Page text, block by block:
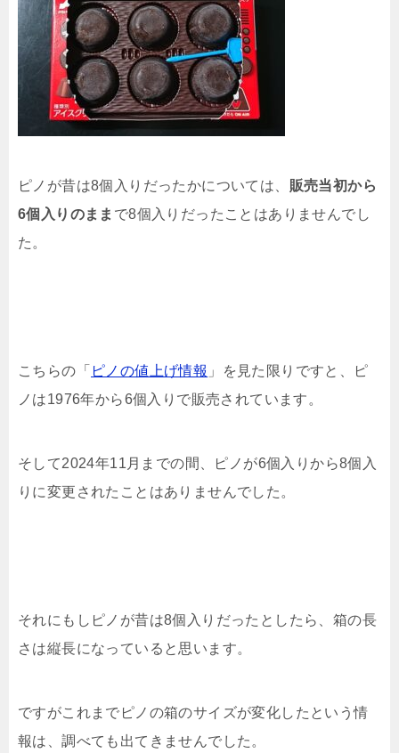
ピノが昔は8個入りだったかについては、 販売当初から
6個入りのまま で8個入りだったことはありませんでし
た。
こちらの「 ピノの値上げ情報 」を見た限りですと、ピ
ノは1976年から6個入りで販売されています。
そして2024年11月までの間、ピノが6個入りから8個入
りに変更されたことはありませんでした。
それにもしピノが昔は8個入りだったとしたら、箱の長
さは縦長になっていると思います。
ですがこれまでピノの箱のサイズが変化したという情
報は、調べても出てきませんでした。